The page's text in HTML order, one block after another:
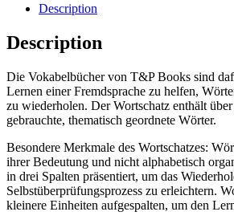
Description
Description
Die Vokabelbücher von T&P Books sind
Lernen einer Fremdsprache zu helfen,
zu wiederholen. Der Wortschatz enthält
gebrauchte, thematisch geordnete Wörter.
Besondere Merkmale des Wortschatzes:
ihrer Bedeutung und nicht alphabetisch
in drei Spalten präsentiert, um das
Selbstüberprüfungsprozess zu erleichtern.
kleinere Einheiten aufgespalten, um den